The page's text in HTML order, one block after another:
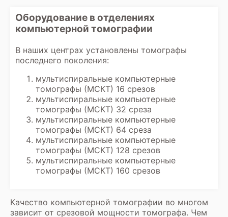
Оборудование в отделениях
компьютерной томографии
В наших центрах установлены томографы
последнего поколения:
мультиспиральные компьютерные
томографы (МСКТ) 16 срезов
мультиспиральные компьютерные
томографы (МСКТ) 32 среза
мультиспиральные компьютерные
томографы (МСКТ) 64 среза
мультиспиральные компьютерные
томографы (МСКТ) 128 срезов
мультиспиральные компьютерные
томографы (МСКТ) 160 срезов
Качество компьютерной томографии во многом
зависит от срезовой мощности томографа. Чем